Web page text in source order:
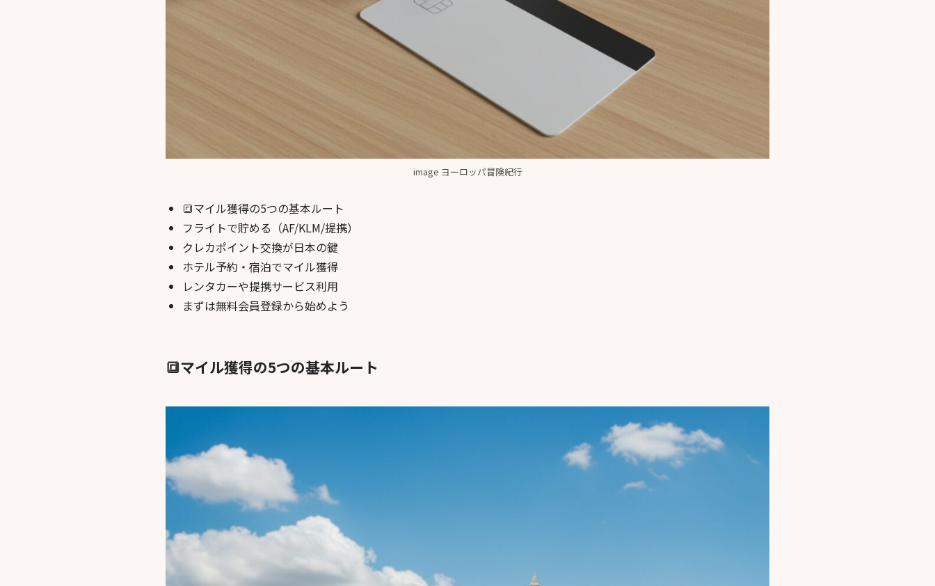
image ヨーロッパ冒険紀行
🔳マイル獲得の5つの基本ルート
フライトで貯める（AF/KLM/提携）
クレカポイント交換が日本の鍵
ホテル予約・宿泊でマイル獲得
レンタカーや提携サービス利用
まずは無料会員登録から始めよう
🔳マイル獲得の5つの基本ルート